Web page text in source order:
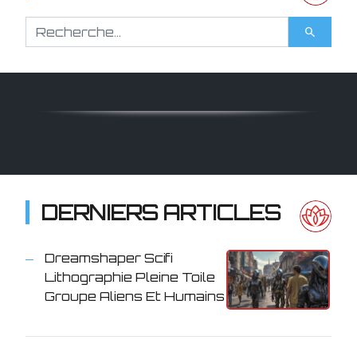
DERNIERS ARTICLES
Dreamshaper Scifi
Lithographie Pleine Toile
Groupe Aliens Et Humains